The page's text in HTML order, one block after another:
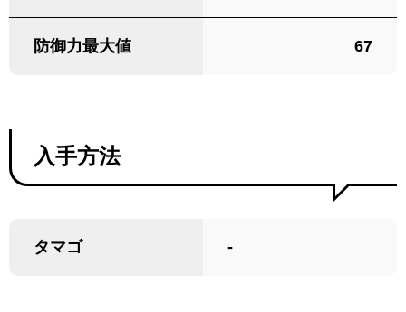
防御力最大値 67
入手方法
タマゴ -